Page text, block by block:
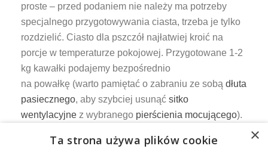
proste – przed podaniem nie należy ma potrzeby
specjalnego przygotowywania ciasta, trzeba je tylko
rozdzielić. Ciasto dla pszczół najłatwiej kroić na
porcje w temperaturze pokojowej. Przygotowane 1-2
kg kawałki podajemy bezpośrednio
na powałkę (warto pamiętać o zabraniu ze sobą dłuta
pasiecznego, aby szybciej usunąć sitko
wentylacyjne z wybranego pierścienia mocującego).
ocieplenie, położyć bezpośrednio nad
×
Ta strona używa plików cookie